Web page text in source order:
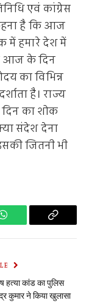
एवं कांग्रेस
है कि आज
में हमारे देश में
आज के दिन
का विभिन्न
है। राज्य
दिन का शोक
संदेश देना
जितनी भी
WhatsApp Copy
हत्या कांड का पुलिस
कुमार ने किया खुलासा